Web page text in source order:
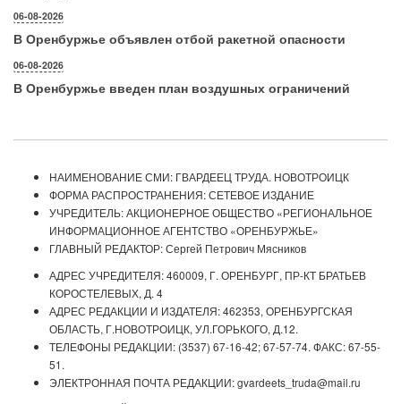
06-08-2026
В Оренбуржье объявлен отбой ракетной опасности
06-08-2026
В Оренбуржье введен план воздушных ограничений
НАИМЕНОВАНИЕ СМИ: ГВАРДЕЕЦ ТРУДА. НОВОТРОИЦК
ФОРМА РАСПРОСТРАНЕНИЯ: СЕТЕВОЕ ИЗДАНИЕ
УЧРЕДИТЕЛЬ: АКЦИОНЕРНОЕ ОБЩЕСТВО «РЕГИОНАЛЬНОЕ
ИНФОРМАЦИОННОЕ АГЕНТСТВО «ОРЕНБУРЖЬЕ»
ГЛАВНЫЙ РЕДАКТОР: Сергей Петрович Мясников
АДРЕС УЧРЕДИТЕЛЯ: 460009, Г. ОРЕНБУРГ, ПР-КТ БРАТЬЕВ
КОРОСТЕЛЕВЫХ, Д. 4
АДРЕС РЕДАКЦИИ И ИЗДАТЕЛЯ: 462353, ОРЕНБУРГСКАЯ
ОБЛАСТЬ, Г.НОВОТРОИЦК, УЛ.ГОРЬКОГО, Д.12.
ТЕЛЕФОНЫ РЕДАКЦИИ: (3537) 67-16-42; 67-57-74. ФАКС: 67-55-
51.
ЭЛЕКТРОННАЯ ПОЧТА РЕДАКЦИИ: gvardeets_truda@mail.ru